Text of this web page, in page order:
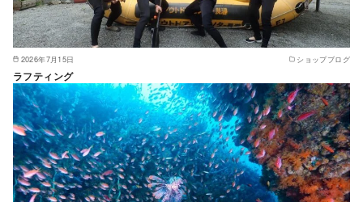
2026年7月15日 ショップブログ
ラフティング